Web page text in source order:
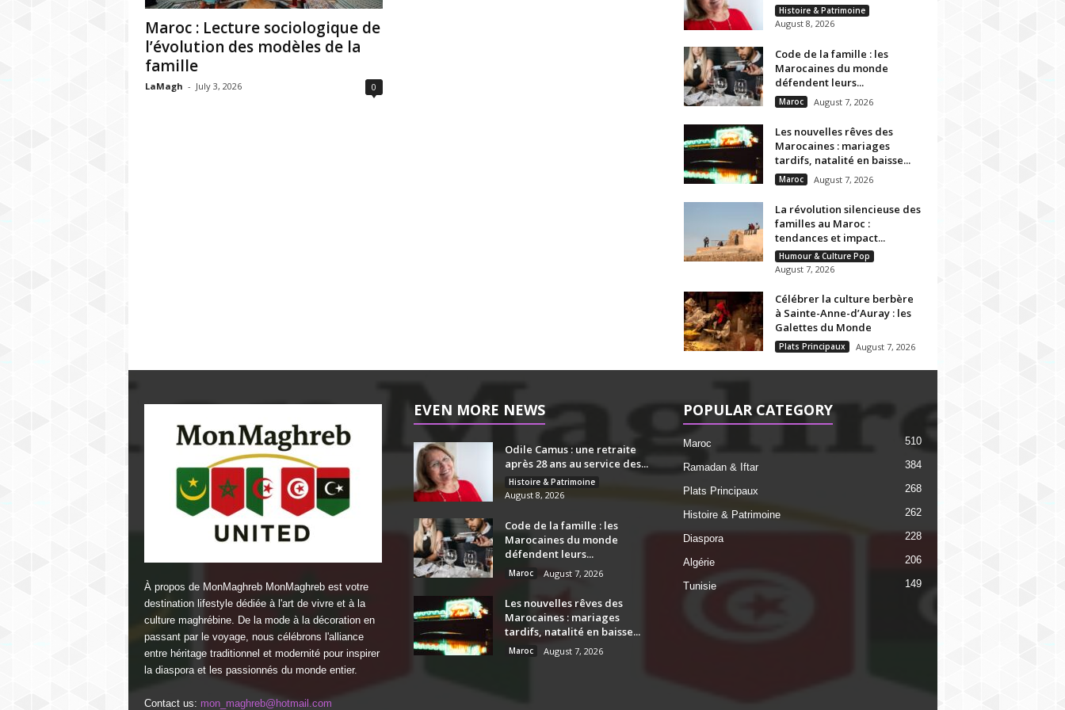
h
Maroc : Lecture sociologique de
l’évolution des modèles de la
famille
LaMagh - July 3, 2026 0
Histoire & Patrimoine
August 8, 2026
Code de la famille : les
Marocaines du monde
défendent leurs...
Maroc August 7, 2026
Les nouvelles rêves des
Marocaines : mariages
tardifs, natalité en baisse...
Maroc August 7, 2026
La révolution silencieuse des
familles au Maroc :
tendances et impact...
Humour & Culture Pop
August 7, 2026
Célébrer la culture berbère
à Sainte-Anne-d’Auray : les
Galettes du Monde
Plats Principaux August 7, 2026
À propos de MonMaghreb MonMaghreb est votre
destination lifestyle dédiée à l'art de vivre et à la
culture maghrébine. De la mode à la décoration en
passant par le voyage, nous célébrons l'alliance
entre héritage traditionnel et modernité pour inspirer
la diaspora et les passionnés du monde entier.
Contact us: mon_maghreb@hotmail.com
EVEN MORE NEWS
Odile Camus : une retraite
après 28 ans au service des...
Histoire & Patrimoine
August 8, 2026
Code de la famille : les
Marocaines du monde
défendent leurs...
Maroc August 7, 2026
Les nouvelles rêves des
Marocaines : mariages
tardifs, natalité en baisse...
Maroc August 7, 2026
POPULAR CATEGORY
Maroc 510
Ramadan & Iftar 384
Plats Principaux 268
Histoire & Patrimoine 262
Diaspora 228
Algérie 206
Tunisie 149